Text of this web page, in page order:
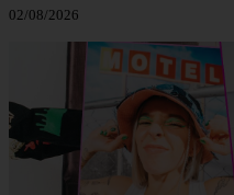
02/08/2026